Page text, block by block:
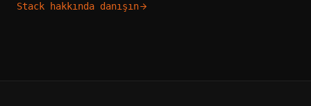
Stack hakkında danışın